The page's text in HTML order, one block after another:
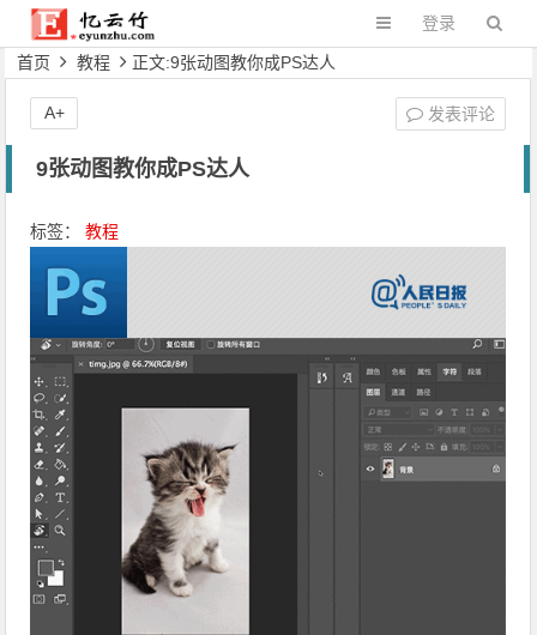
登录
首页 教程 正文:9张动图教你成PS达人
9张动图教你成PS达人
标签：教程
发表评论
A+